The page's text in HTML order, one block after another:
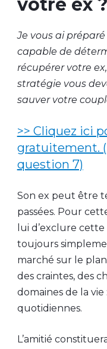
votre ex ?
Je vous ai préparé
capable de
récupérer votre
stratégie vous
sauver votre
>> Cliquez ici
gratuitement.
question 7)
Son ex peut être
passées. Pour
lui d’exclure
toujours
marché sur le
des craintes, des
domaines de la vie
quotidiennes.
L’amitié